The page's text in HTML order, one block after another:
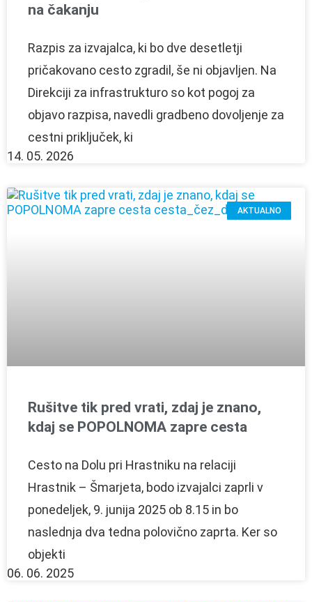
na čakanju
Razpis za izvajalca, ki bo dve desetletji
pričakovano cesto zgradil, še ni objavljen. Na
Direkciji za infrastrukturo so kot pogoj za
objavo razpisa, navedli gradbeno dovoljenje za
cestni priključek, ki
14. 05. 2026
AKTUALNO
Rušitve tik pred vrati, zdaj je znano,
kdaj se POPOLNOMA zapre cesta
Cesto na Dolu pri Hrastniku na relaciji
Hrastnik – Šmarjeta, bodo izvajalci zaprli v
ponedeljek, 9. junija 2025 ob 8.15 in bo
naslednja dva tedna polovično zaprta. Ker so
objekti
06. 06. 2025